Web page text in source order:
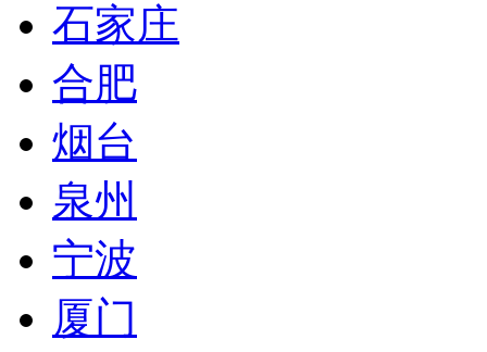
石家庄
合肥
烟台
泉州
宁波
厦门